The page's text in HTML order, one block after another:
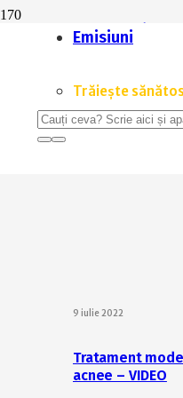
Emisiuni
Trăiește
9 iulie 2022
Tratament
acnee – VIDEO
Sfatul Florentinei: Cât
odorizante